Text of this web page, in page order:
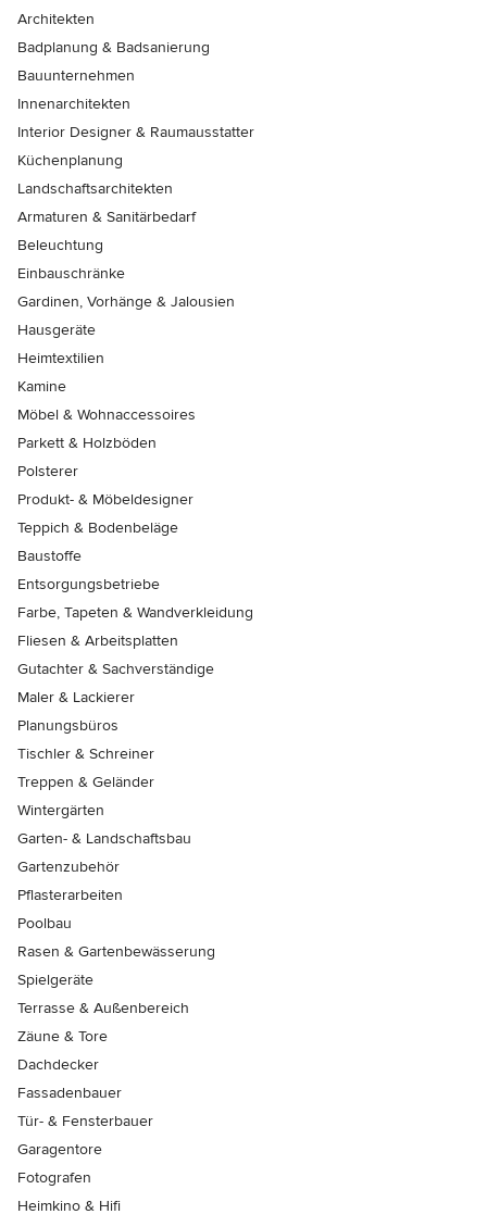
Architekten
Badplanung & Badsanierung
Bauunternehmen
Innenarchitekten
Interior Designer & Raumausstatter
Küchenplanung
Landschaftsarchitekten
Armaturen & Sanitärbedarf
Beleuchtung
Einbauschränke
Gardinen, Vorhänge & Jalousien
Hausgeräte
Heimtextilien
Kamine
Möbel & Wohnaccessoires
Parkett & Holzböden
Polsterer
Produkt- & Möbeldesigner
Teppich & Bodenbeläge
Baustoffe
Entsorgungsbetriebe
Farbe, Tapeten & Wandverkleidung
Fliesen & Arbeitsplatten
Gutachter & Sachverständige
Maler & Lackierer
Planungsbüros
Tischler & Schreiner
Treppen & Geländer
Wintergärten
Garten- & Landschaftsbau
Gartenzubehör
Pflasterarbeiten
Poolbau
Rasen & Gartenbewässerung
Spielgeräte
Terrasse & Außenbereich
Zäune & Tore
Dachdecker
Fassadenbauer
Tür- & Fensterbauer
Garagentore
Fotografen
Heimkino & Hifi